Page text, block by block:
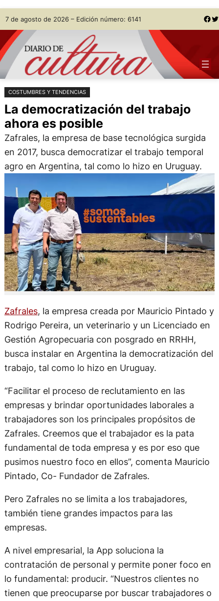
Saltar
al
contenido
Skip
to
content
7 de agosto de 2026 – Edición número: 6141 Facebook Twitter
COSTUMBRES Y TENDENCIAS
La democratización del trabajo
ahora es posible
Zafrales, la empresa de base tecnológica surgida
en 2017, busca democratizar el trabajo temporal
agro en Argentina, tal como lo hizo en Uruguay.
Zafrales, la empresa creada por Mauricio Pintado y
Rodrigo Pereira, un veterinario y un Licenciado en
Gestión Agropecuaria con posgrado en RRHH,
busca instalar en Argentina la democratización del
trabajo, tal como lo hizo en Uruguay.
“Facilitar el proceso de reclutamiento en las
empresas y brindar oportunidades laborales a
trabajadores son los principales propósitos de
Zafrales. Creemos que el trabajador es la pata
fundamental de toda empresa y es por eso que
pusimos nuestro foco en ellos”, comenta Mauricio
Pintado, Co- Fundador de Zafrales.
Pero Zafrales no se limita a los trabajadores,
también tiene grandes impactos para las
empresas.
A nivel empresarial, la App soluciona la
contratación de personal y permite poner foco en
lo fundamental: producir. “Nuestros clientes no
tienen que preocuparse por buscar trabajadores o